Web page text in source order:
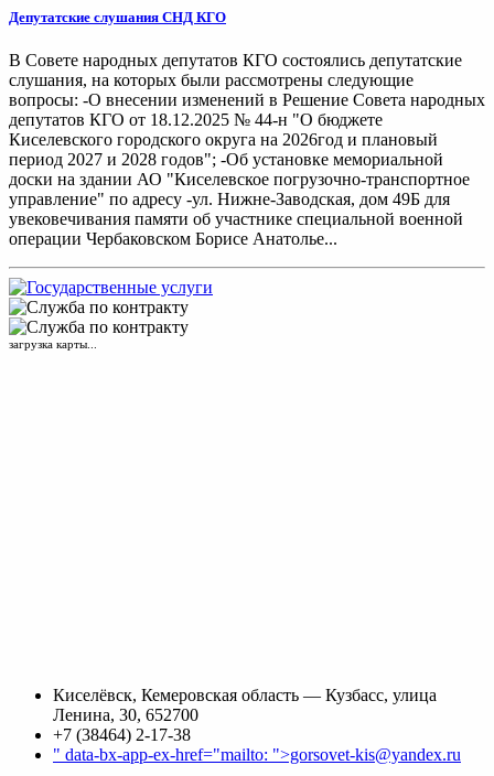
Депутатские слушания СНД КГО
В Совете народных депутатов КГО состоялись депутатские
слушания, на которых были рассмотрены следующие
вопросы: -О внесении изменений в Решение Совета народных
депутатов КГО от 18.12.2025 № 44-н "О бюджете
Киселевского городского округа на 2026год и плановый
период 2027 и 2028 годов"; -Об установке мемориальной
доски на здании АО "Киселевское погрузочно-транспортное
управление" по адресу -ул. Нижне-Заводская, дом 49Б для
увековечивания памяти об участнике специальной военной
операции Чербаковском Борисе Анатолье...
загрузка карты...
Киселёвск, Кемеровская область — Кузбасс, улица
Ленина, 30, 652700
+7 (38464) 2-17-38
" data-bx-app-ex-href="mailto: ">gorsovet-kis@yandex.ru